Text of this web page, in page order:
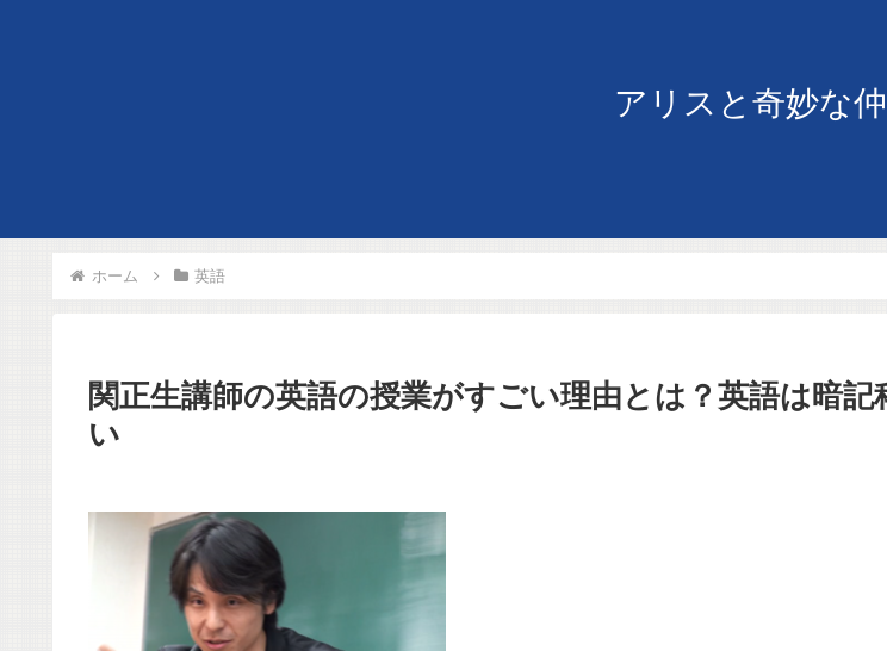
アリスと奇妙な
ホーム 英語
関正生講師の英語の授業がすごい理由とは？英語は暗記
い